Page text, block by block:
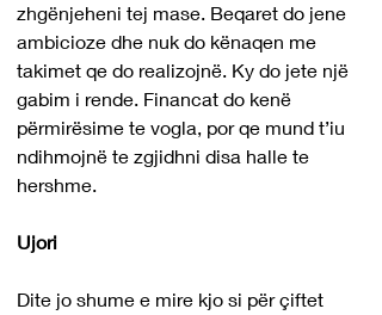
zhgënjeheni tej mase. Beqaret do jene
ambicioze dhe nuk do kënaqen me
takimet qe do realizojnë. Ky do jete një
gabim i rende. Financat do kenë
përmirësime te vogla, por qe mund t’iu
ndihmojnë te zgjidhni disa halle te
hershme.
Ujori
Dite jo shume e mire kjo si për çiftet